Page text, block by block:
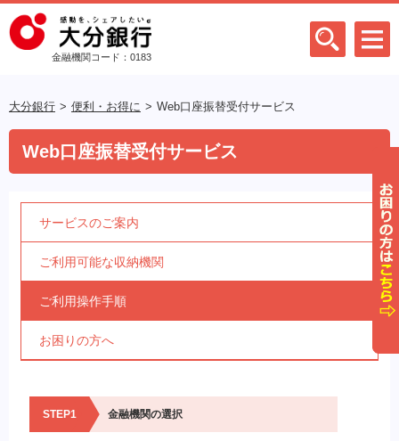
金融機関コード：0183
大分銀行 便利・お得に Web口座振替受付サービス
Web口座振替受付サービス
サービスのご案内
ご利用可能な収納機関
ご利用操作手順
お困りの方へ
STEP1 金融機関の選択